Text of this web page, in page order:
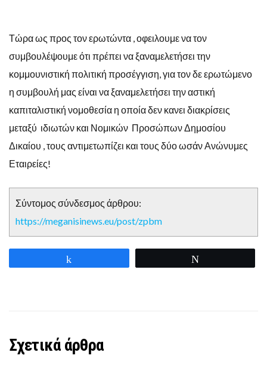
Τώρα ως προς τον ερωτώντα , οφειλουμε να τον
συμβουλέψουμε ότι πρέπει να ξαναμελετήσει την
κομμουνιστική πολιτική προσέγγιση, για τον δε ερωτώμενο
η συμβουλή μας είναι να ξαναμελετήσει την αστική
καπιταλιστική νομοθεσία η οποία δεν κανει διακρίσεις
μεταξύ ιδιωτών και Νομικών Προσώπων Δημοσίου
Δικαίου , τους αντιμετωπίζει και τους δύο ωσάν Ανώνυμες
Εταιρείες!
Σύντομος σύνδεσμος άρθρου:
https://meganisinews.eu/post/zpbm
Σχετικά άρθρα